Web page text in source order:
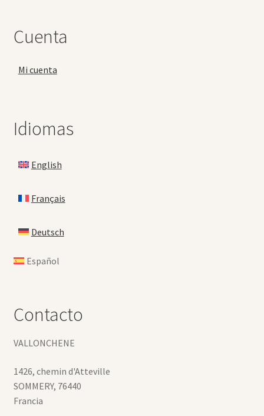
Cuenta
Mi cuenta
Idiomas
English
Français
Deutsch
Español
Contacto
VALLONCHENE
1426, chemin d'Atteville
SOMMERY, 76440
Francia